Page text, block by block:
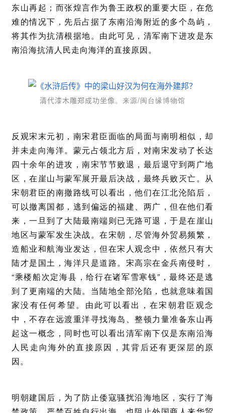
东山再起；而张煌言作为鲁王政权的重要大臣，在危
难的情况下，先后占据了东南沿海附近的多个岛屿，
将其作为抗清根据地。由此可见，清军南下进攻是东
南沿海抗清人民走向海洋的直接原因。
清代漆木雕郑成功坐像。来源/闽台缘博物馆
反观宋末元初，南宋君臣面临的局面与南明相似，却
并未走向海洋。蒙元占领北方后，对南宋发动了长达
四十余年的进攻，南宋节节败退，最后退守到两广地
区，在崖山与蒙军展开最后决战，最终兵败灭亡。从
宋朝君臣的南撤路线可以看出，他们在江北沦陷后，
可以撤离国都，逃到偏远的福建、两广，但在他们看
来，一旦到了大陆最南端则已无路可退，于是在崖山
地区与蒙军发生决战。在宋朝，尽管海外贸易频繁，
造船业和航海业发达，但在宋人观念中，依然只有大
陆才是国土，海洋只是道路。宋高宗在金兵南侵时，
“乘楼船次定海县，给行在诸军雪寒钱”，最终还是逃
到了更南端的大陆。当陆地全部沦陷，也就意味着国
家没有任何希望。由此可以看出，在宋朝君臣观念
中，不存在远渡重洋寻找海岛、 整顿力量准备东山再
起这一概念， 同时也可以看出清军南下仅是东南沿海
人民走向海外的直接原因，其背后还有更深层的原
因。
明朝建国后，为了防止倭寇骚扰沿海地区，实行了海